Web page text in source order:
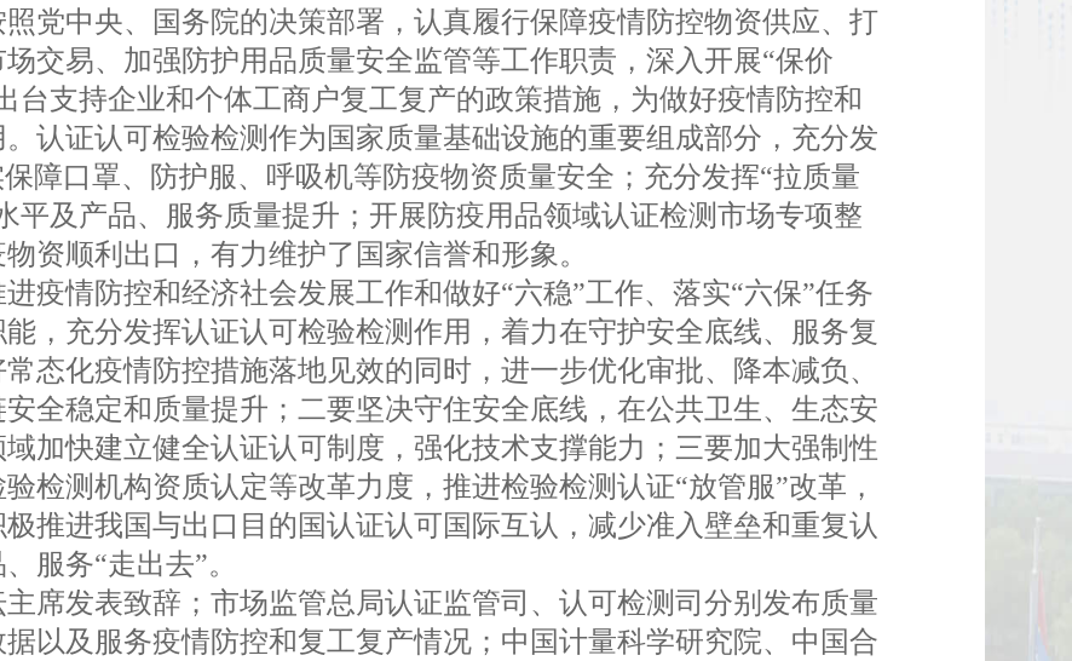
党中央、国务院的决策部署，认真履行保障疫情防控物资供应、打
交易、加强防护用品质量安全监管等工作职责，深入开展“保价
台支持企业和个体工商户复工复产的政策措施，为做好疫情防控和
认证认可检验检测作为国家质量基础设施的重要组成部分，充分发
障口罩、防护服、呼吸机等防疫物资质量安全；充分发挥“拉质量
平及产品、服务质量提升；开展防疫用品领域认证检测市场专项整
资顺利出口，有力维护了国家信誉和形象。
情防控和经济社会发展工作和做好“六稳”工作、落实“六保”任务
，充分发挥认证认可检验检测作用，着力在守护安全底线、服务复
态化疫情防控措施落地见效的同时，进一步优化审批、降本减负、
全稳定和质量提升；二要坚决守住安全底线，在公共卫生、生态安
加快建立健全认证认可制度，强化技术支撑能力；三要加大强制性
检测机构资质认定等改革力度，推进检验检测认证“放管服”改革，
推进我国与出口目的国认证认可国际互认，减少准入壁垒和重复认
服务“走出去”。
发表致辞；市场监管总局认证监管司、认可检测司分别发布质量
以及服务疫情防控和复工复产情况；中国计量科学研究院、中国合